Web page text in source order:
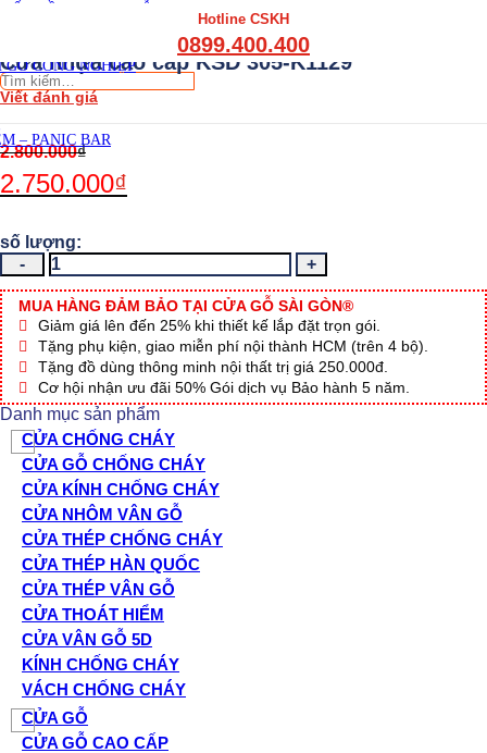
GỖ CÔNG NGHIỆP
– PANIC BAR
Hotline CSKH
0899.400.400
Tìm
kiếm:
Cửa nhựa cao cấp KSD 305-K1129
Viết đánh giá
2.800.000₫
2.750.000₫
Cửa
nhựa
cao
cấp
KSD
305-
K1129
số
lượng
MUA HÀNG ĐẢM BẢO TẠI CỬA GỖ SÀI GÒN®
Giảm giá lên đến 25% khi thiết kế lắp đặt trọn gói.
Tặng phụ kiện, giao miễn phí nội thành HCM (trên 4 bộ).
Tặng đồ dùng thông minh nội thất trị giá 250.000đ.
Cơ hội nhận ưu đãi 50% Gói dịch vụ Bảo hành 5 năm.
Danh mục sản phẩm
CỬA CHỐNG CHÁY
CỬA GỖ CHỐNG CHÁY
CỬA KÍNH CHỐNG CHÁY
CỬA NHÔM VÂN GỖ
CỬA THÉP CHỐNG CHÁY
CỬA THÉP HÀN QUỐC
CỬA THÉP VÂN GỖ
CỬA THOÁT HIỂM
CỬA VÂN GỖ 5D
KÍNH CHỐNG CHÁY
VÁCH CHỐNG CHÁY
CỬA GỖ
CỬA GỖ CAO CẤP